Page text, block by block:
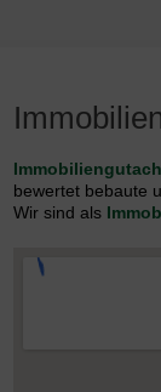
bewertet bebaute
Wir sind als